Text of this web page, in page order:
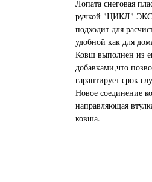
Лопата снеговая
ручкой "ЦИКЛ"
подходит для
удобной как для
Ковш выполнен из
добавками,что
гарантирует срок
Новое соединение
направляющая
ковша.